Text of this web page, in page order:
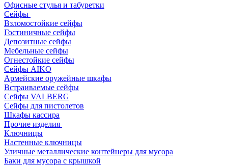
Офисные стулья и табуретки
Сейфы
Взломостойкие сейфы
Гостиничные сейфы
Депозитные сейфы
Мебельные сейфы
Огнестойкие сейфы
Сейфы AIKO
Армейские оружейные шкафы
Встраиваемые сейфы
Сейфы VALBERG
Сейфы для пистолетов
Шкафы кассира
Прочие изделия
Ключницы
Настенные ключницы
Уличные металлические контейнеры для мусора
Баки для мусора с крышкой